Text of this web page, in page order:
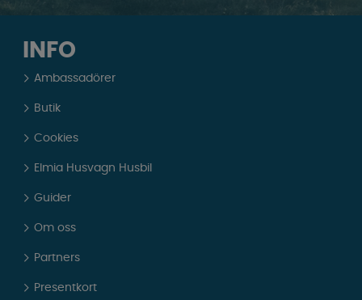
INFO
Ambassadörer
Butik
Cookies
Elmia Husvagn Husbil
Guider
Om oss
Partners
Presentkort